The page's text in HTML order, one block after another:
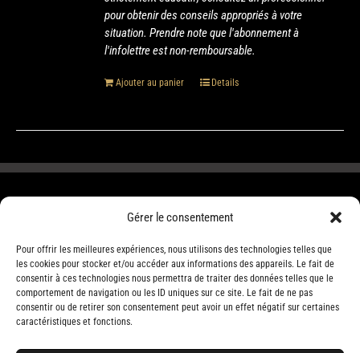
Gérer le consentement
Pour offrir les meilleures expériences, nous utilisons des technologies telles que
les cookies pour stocker et/ou accéder aux informations des appareils. Le fait de
consentir à ces technologies nous permettra de traiter des données telles que le
comportement de navigation ou les ID uniques sur ce site. Le fait de ne pas
consentir ou de retirer son consentement peut avoir un effet négatif sur certaines
caractéristiques et fonctions.
pour obtenir des conseils appropriés à votre
situation. Prendre note que l'abonnement à
l'infolettre est non-remboursable.
Ajouter au panier Details